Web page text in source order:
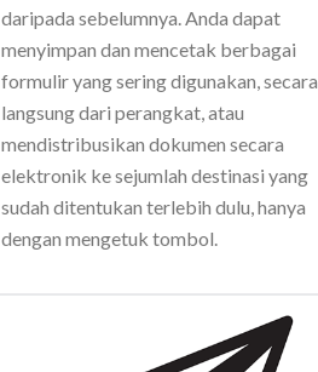
daripada sebelumnya. Anda dapat
menyimpan dan mencetak berbagai
formulir yang sering digunakan, secara
langsung dari perangkat, atau
mendistribusikan dokumen secara
elektronik ke sejumlah destinasi yang
sudah ditentukan terlebih dulu, hanya
dengan mengetuk tombol.